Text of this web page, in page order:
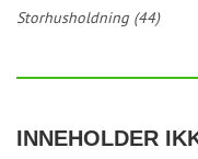
Storhusholdning (44)
INNEHOLDER